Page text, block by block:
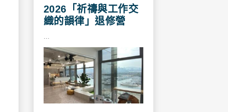
2026「祈禱與工作交
織的韻律」退修營